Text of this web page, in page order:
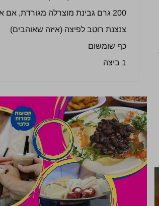
200 גרם גבינת מוצרלה מגורדת, אם אין ניתן להשתמש בגבינה צהובה
צנצנת רוטב לפיצה (איזה שאוהבים)
כף שומשום
1 ביצה